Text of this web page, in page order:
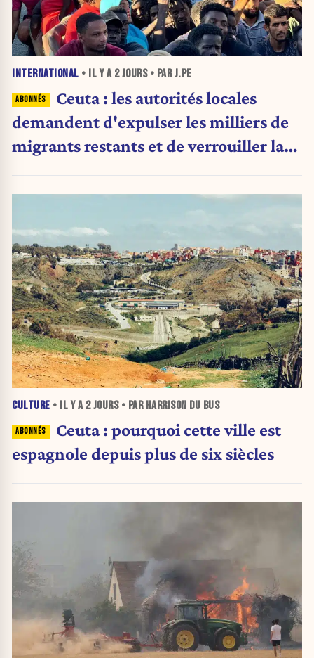
INTERNATIONAL • IL Y A 2 JOURS• PAR J.PE
Ceuta : les autorités locales
demandent d'expulser les milliers de
migrants restants et de verrouiller la
CULTURE • IL Y A 2 JOURS• PAR HARRISON DU BUS
Ceuta : pourquoi cette ville est
espagnole depuis plus de six siècles